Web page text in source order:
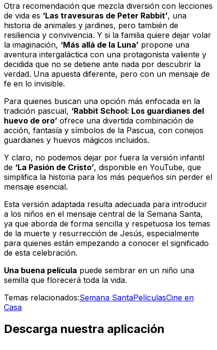
Otra recomendación que mezcla diversión con lecciones
de vida es ‘Las travesuras de Peter Rabbit’, una
historia de animales y jardines, pero también de
resiliencia y convivencia. Y si la familia quiere dejar volar
la imaginación, ‘Más allá de la Luna’ propone una
aventura intergaláctica con una protagonista valiente y
decidida que no se detiene ante nada por descubrir la
verdad. Una apuesta diferente, pero con un mensaje de
fe en lo invisible.
Para quienes buscan una opción más enfocada en la
tradición pascual, ‘Rabbit School: Los guardianes del
huevo de oro’ ofrece una divertida combinación de
acción, fantasía y símbolos de la Pascua, con conejos
guardianes y huevos mágicos incluidos.
Y claro, no podemos dejar por fuera la versión infantil
de ‘La Pasión de Cristo’, disponible en YouTube, que
simplifica la historia para los más pequeños sin perder el
mensaje esencial.
Esta versión adaptada resulta adecuada para introducir
a los niños en el mensaje central de la Semana Santa,
ya que aborda de forma sencilla y respetuosa los temas
de la muerte y resurrección de Jesús, especialmente
para quienes están empezando a conocer el significado
de esta celebración.
Una buena película puede sembrar en un niño una
semilla que florecerá toda la vida.
Temas relacionados:Semana SantaPelículasCine en
Casa
Descarga nuestra aplicación